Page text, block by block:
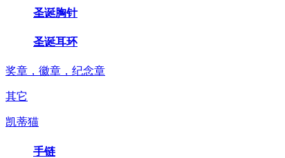
圣诞胸针
圣诞耳环
奖章，徽章，纪念章
其它
凯蒂猫
手链